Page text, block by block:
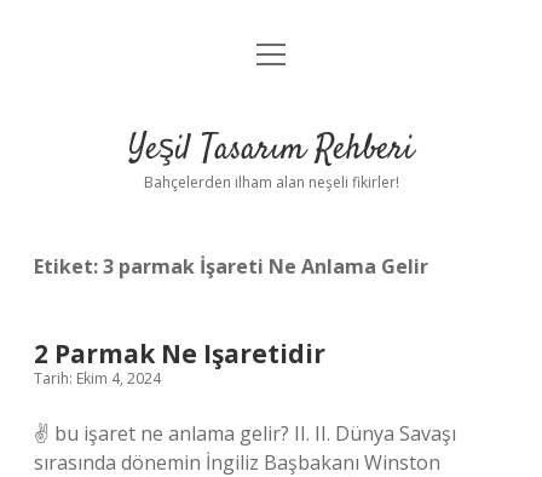
Anasayfa
Yasal Uyarı
menüyü
Yeşil Tasarım Rehberi
Bahçelerden ilham alan neşeli fikirler!
Etiket:3 parmak İşareti Ne Anlama Gelir
2 Parmak Ne Işaretidir
Tarih: Ekim 4, 2024
✌ bu işaret ne anlama gelir? II. II. Dünya Savaşı
sırasında dönemin İngiliz Başbakanı Winston